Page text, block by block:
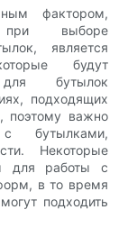
фактором,
при выборе
является
будут
для бутылок
подходящих
поэтому важно
бутылками,
Некоторые
для работы с
в то время
подходить